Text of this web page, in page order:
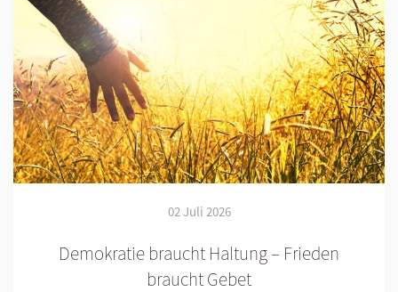
02 Juli 2026
Demokratie braucht Haltung – Frieden
braucht Gebet